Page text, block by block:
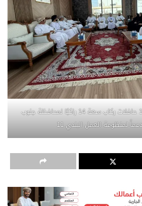
كروة للسيارات تسلّم 10 حافلات ركاب سعة 14 راكبًا لمحافظة جنوب
لمنظومة العمل البلدي 11